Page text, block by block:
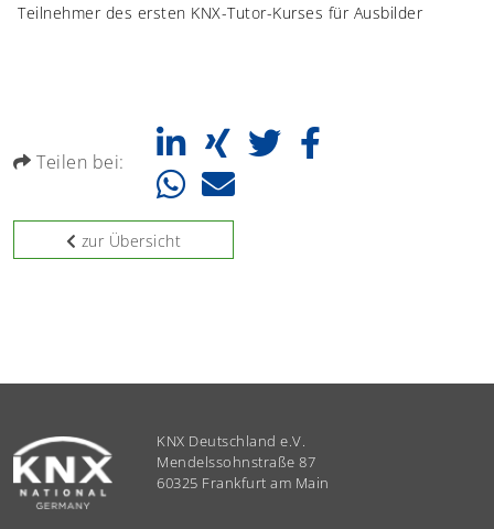
Teilnehmer des ersten KNX-Tutor-Kurses für Ausbilder
Teilen bei:
zur Übersicht
KNX Deutschland e.V.
Mendelssohnstraße 87
60325 Frankfurt am Main